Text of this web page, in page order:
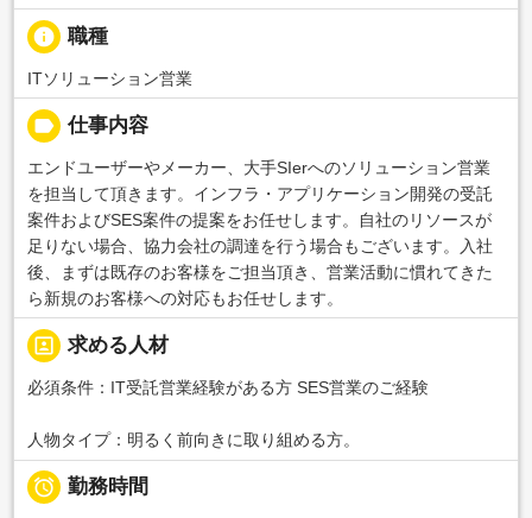
info 職種
ITソリューション営業
label 仕事内容
エンドユーザーやメーカー、大手SIerへのソリューション営業
を担当して頂きます。インフラ・アプリケーション開発の受託
案件およびSES案件の提案をお任せします。自社のリソースが
足りない場合、協力会社の調達を行う場合もございます。入社
後、まずは既存のお客様をご担当頂き、営業活動に慣れてきた
ら新規のお客様への対応もお任せします。
portrait 求める人材
必須条件：IT受託営業経験がある方 SES営業のご経験
人物タイプ：明るく前向きに取り組める方。
 勤務時間